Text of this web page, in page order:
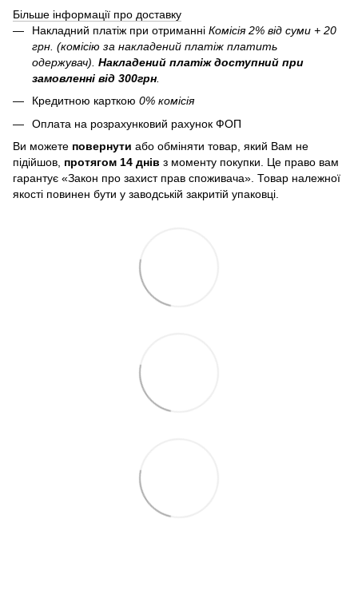
Більше інформації про доставку
Накладний платіж при отриманні Комісія 2% від суми + 20
грн. (комісію за накладений платіж платить
одержувач). Накладений платіж доступний при
замовленні від 300грн
Кредитною карткою 0% комісія
Оплата на розрахунковий рахунок ФОП
Ви можете повернути або обміняти товар, який Вам не
підійшов, протягом 14 днів з моменту покупки. Це право вам
гарантує «Закон про захист прав споживача». Товар належної
якості повинен бути у заводській закритій упаковці.